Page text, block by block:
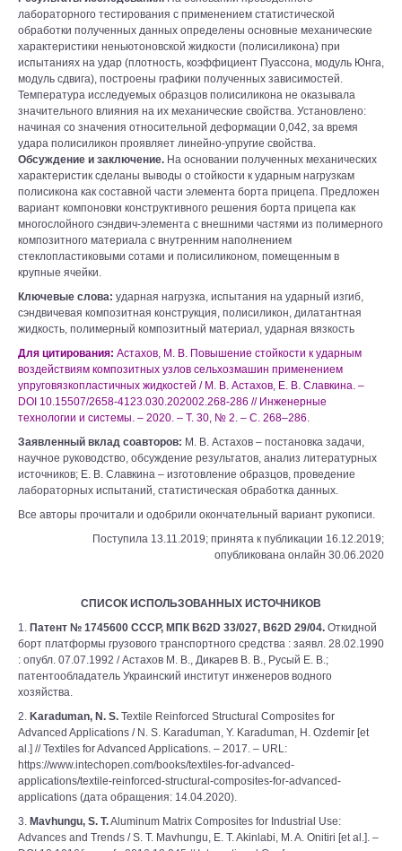
лабораторного тестирования с применением статистической
обработки полученных данных определены основные механические
характеристики неньютоновской жидкости (полисиликона) при
испытаниях на удар (плотность, коэффициент Пуассона, модуль Юнга,
модуль сдвига), построены графики полученных зависимостей.
Температура исследуемых образцов полисиликона не оказывала
значительного влияния на их механические свойства. Установлено:
начиная со значения относительной деформации 0,042, за время
удара полисиликон проявляет линейно-упругие свойства.
Обсуждение и заключение. На основании полученных механических
характеристик сделаны выводы о стойкости к ударным нагрузкам
полисикона как составной части элемента борта прицепа. Предложен
вариант компоновки конструктивного решения борта прицепа как
многослойного сэндвич-элемента с внешними частями из полимерного
композитного материала с внутренним наполнением
стеклопластиковыми сотами и полисиликоном, помещенным в
крупные ячейки.
Ключевые слова: ударная нагрузка, испытания на ударный изгиб,
сэндвичевая композитная конструкция, полисиликон, дилатантная
жидкость, полимерный композитный материал, ударная вязкость
Для цитирования: Астахов, М. В. Повышение стойкости к ударным
воздействиям композитных узлов сельхозмашин применением
упруговязкопластичных жидкостей / М. В. Астахов, Е. В. Славкина. –
DOI 10.15507/2658-4123.030.202002.268-286 // Инженерные
технологии и системы. – 2020. – Т. 30, № 2. – С. 268–286.
Заявленный вклад соавторов: М. В. Астахов – постановка задачи,
научное руководство, обсуждение результатов, анализ литературных
источников; Е. В. Славкина – изготовление образцов, проведение
лабораторных испытаний, статистическая обработка данных.
Все авторы прочитали и одобрили окончательный вариант рукописи.
Поступила 13.11.2019; принята к публикации 16.12.2019;
опубликована онлайн 30.06.2020
СПИСОК ИСПОЛЬЗОВАННЫХ ИСТОЧНИКОВ
1. Патент № 1745600 СССР, МПК B62D 33/027, B62D 29/04. Откидной
борт платформы грузового транспортного средства : заявл. 28.02.1990
: опубл. 07.07.1992 / Астахов М. В., Дикарев В. В., Русый Е. В.;
патентообладатель Украинский институт инженеров водного
хозяйства.
2. Karaduman, N. S. Textile Reinforced Structural Composites for
Advanced Applications / N. S. Karaduman, Y. Karaduman, H. Ozdemir [et
al.] // Textiles for Advanced Applications. – 2017. – URL:
https://www.intechopen.com/books/textiles-for-advanced-
applications/textile-reinforced-structural-composites-for-advanced-
applications (дата обращения: 14.04.2020).
3. Mavhungu, S. T.Aluminum Matrix Composites for Industrial Use:
Advances and Trends / S. T. Mavhungu, E. T. Akinlabi, M. A. Onitiri [et al.]. –